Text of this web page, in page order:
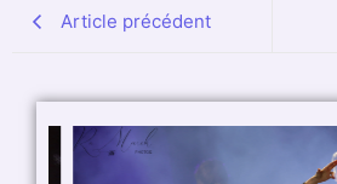
Article précédent